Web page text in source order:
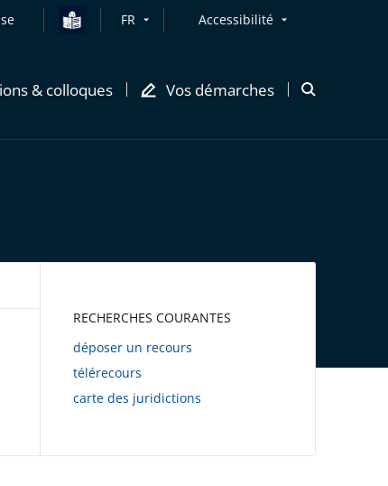
FR Accessibilité
& colloques Vos démarches
Ouvrir
RECHERCHES COURANTES
déposer un recours
télérecours
carte des juridictions